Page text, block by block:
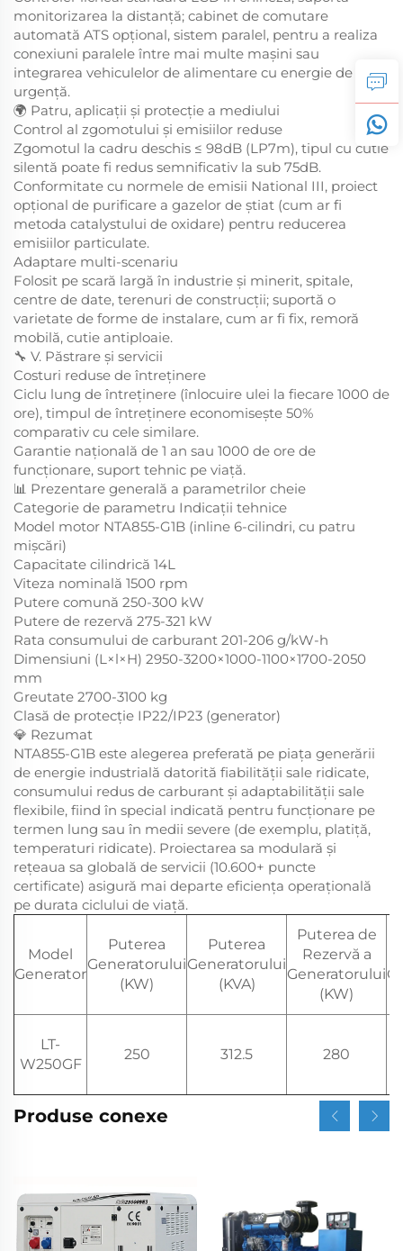
monitorizarea la distanță; cabinet de comutare
automată ATS opțional, sistem paralel, pentru a realiza
conexiuni paralele între mai multe mașini sau
integrarea vehiculelor de alimentare cu energie de
urgență.
🌍 Patru, aplicații și protecție a mediului
Control al zgomotului și emisiilor reduse
Zgomotul la cadru deschis ≤ 98dB (LP7m), tipul cu cutie
silentă poate fi redus semnificativ la sub 75dB.
Conformitate cu normele de emisii National III, proiect
opțional de purificare a gazelor de știat (cum ar fi
metoda catalystului de oxidare) pentru reducerea
emisiilor particulate.
Adaptare multi-scenariu
Folosit pe scară largă în industrie și minerit, spitale,
centre de date, terenuri de construcții; suportă o
varietate de forme de instalare, cum ar fi fix, remoră
mobilă, cutie antiploaie.
🔧 V. Păstrare și servicii
Costuri reduse de întreținere
Ciclu lung de întreținere (înlocuire ulei la fiecare 1000 de
ore), timpul de întreținere economisește 50%
comparativ cu cele similare.
Garantie națională de 1 an sau 1000 de ore de
funcționare, suport tehnic pe viață.
📊 Prezentare generală a parametrilor cheie
Categorie de parametru Indicații tehnice
Model motor NTA855-G1B (inline 6-cilindri, cu patru
mișcări)
Capacitate cilindrică 14L
Viteza nominală 1500 rpm
Putere comună 250-300 kW
Putere de rezervă 275-321 kW
Rata consumului de carburant 201-206 g/kW-h
Dimensiuni (L×l×H) 2950-3200×1000-1100×1700-2050
mm
Greutate 2700-3100 kg
Clasă de protecție IP22/IP23 (generator)
💎 Rezumat
NTA855-G1B este alegerea preferată pe piața generării
de energie industrială datorită fiabilității sale ridicate,
consumului redus de carburant și adaptabilității sale
flexibile, fiind în special indicată pentru funcționare pe
termen lung sau în medii severe (de exemplu, platiță,
temperaturi ridicate). Proiectarea sa modulară și
rețeaua sa globală de servicii (10.600+ puncte
certificate) asigură mai departe eficiența operațională
pe durata ciclului de viață.
Model
Generator
Puterea
Generatorului
(KW)
Puterea
Generatorului
(KVA)
Puterea de
Rezervă a
Generatorului
(KW)
LT-
W250GF
250 312.5 280
Produse conexe